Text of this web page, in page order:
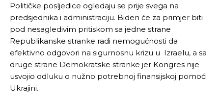
Političke posljedice ogledaju se prije svega na
predsjednika i administraciju. Biden će za primjer biti
pod nesagledivim pritiskom sa jedne strane
Republikanske stranke radi nemogućnosti da
efektivno odgovori na sigurnosnu krizu u Izraelu, a sa
druge strane Demokratske stranke jer Kongres nije
usvojio odluku o nužno potrebnoj finansijskoj pomoći
Ukrajini.